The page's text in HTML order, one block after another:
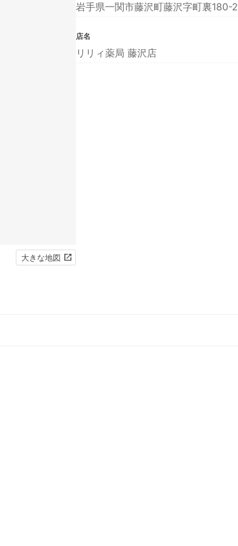
大きな地図
岩手県一関市藤沢町藤沢字町裏180-2
店名
リリィ薬局 藤沢店